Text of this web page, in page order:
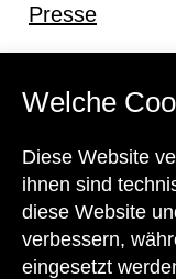
Welche
Diese Website
ihnen sind
diese Website
verbessern,
eingesetzt
Presse